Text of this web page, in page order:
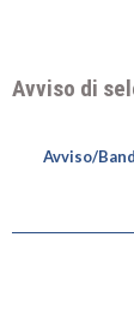
Avviso di
Avviso/